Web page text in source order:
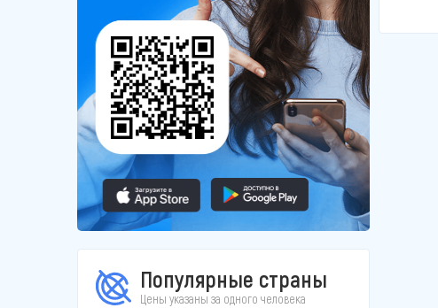
Популярные страны
Цены указаны за одного человека